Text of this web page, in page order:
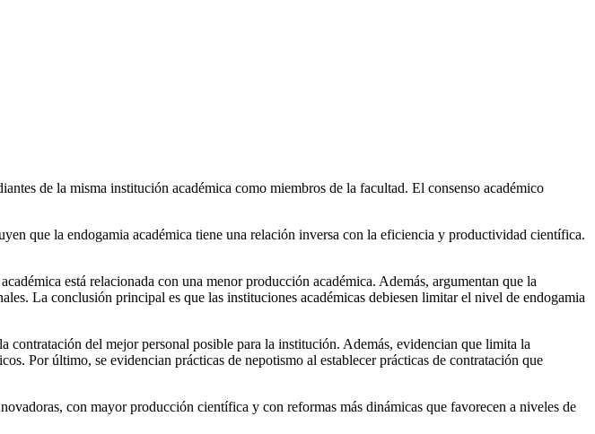
de la misma institución académica como miembros de la facultad. El consenso académico
que la endogamia académica tiene una relación inversa con la eficiencia y productividad científica.
está relacionada con una menor producción académica. Además, argumentan que la
La conclusión principal es que las instituciones académicas debiesen limitar el nivel de endogamia
contratación del mejor personal posible para la institución. Además, evidencian que limita la
Por último, se evidencian prácticas de nepotismo al establecer prácticas de contratación que
con mayor producción científica y con reformas más dinámicas que favorecen a niveles de